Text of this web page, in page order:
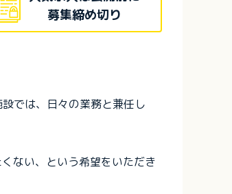
募集締め切り
では、日々の業務と兼任し
ない、という希望をいただき